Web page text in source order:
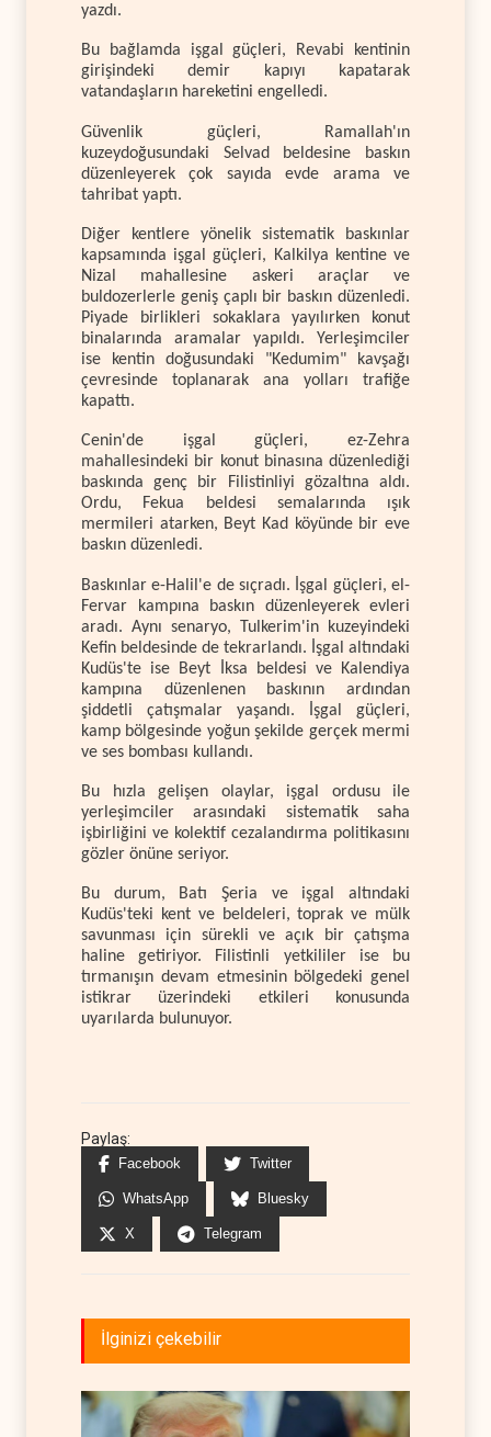
yazdı.
Bu bağlamda işgal güçleri, Revabi kentinin
girişindeki demir kapıyı kapatarak
vatandaşların hareketini engelledi.
Güvenlik güçleri, Ramallah'ın
kuzeydoğusundaki Selvad beldesine baskın
düzenleyerek çok sayıda evde arama ve
tahribat yaptı.
Diğer kentlere yönelik sistematik baskınlar
kapsamında işgal güçleri, Kalkilya kentine ve
Nizal mahallesine askeri araçlar ve
buldozerlerle geniş çaplı bir baskın düzenledi.
Piyade birlikleri sokaklara yayılırken konut
binalarında aramalar yapıldı. Yerleşimciler
ise kentin doğusundaki "Kedumim" kavşağı
çevresinde toplanarak ana yolları trafiğe
kapattı.
Cenin'de işgal güçleri, ez-Zehra
mahallesindeki bir konut binasına düzenlediği
baskında genç bir Filistinliyi gözaltına aldı.
Ordu, Fekua beldesi semalarında ışık
mermileri atarken, Beyt Kad köyünde bir eve
baskın düzenledi.
Baskınlar e-Halil'e de sıçradı. İşgal güçleri, el-
Fervar kampına baskın düzenleyerek evleri
aradı. Aynı senaryo, Tulkerim'in kuzeyindeki
Kefin beldesinde de tekrarlandı. İşgal altındaki
Kudüs'te ise Beyt İksa beldesi ve Kalendiya
kampına düzenlenen baskının ardından
şiddetli çatışmalar yaşandı. İşgal güçleri,
kamp bölgesinde yoğun şekilde gerçek mermi
ve ses bombası kullandı.
Bu hızla gelişen olaylar, işgal ordusu ile
yerleşimciler arasındaki sistematik saha
işbirliğini ve kolektif cezalandırma politikasını
gözler önüne seriyor.
Bu durum, Batı Şeria ve işgal altındaki
Kudüs'teki kent ve beldeleri, toprak ve mülk
savunması için sürekli ve açık bir çatışma
haline getiriyor. Filistinli yetkililer ise bu
tırmanışın devam etmesinin bölgedeki genel
istikrar üzerindeki etkileri konusunda
uyarılarda bulunuyor.
Paylaş:
Facebook Twitter
WhatsApp Bluesky
X Telegram
İlginizi çekebilir